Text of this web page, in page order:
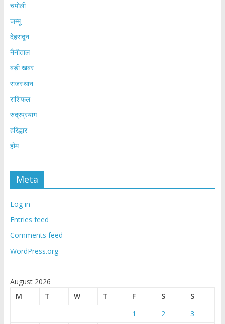
चमोली
जम्मू
देहरादून
नैनीताल
बड़ी खबर
राजस्थान
राशिफल
रुद्रप्रयाग
हरिद्धार
होम
Meta
Log in
Entries feed
Comments feed
WordPress.org
August 2026
M
T W T F S
S
1
2 3